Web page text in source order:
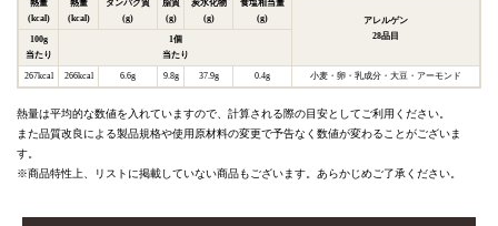
熱量
(kcal)
熱量
(kcal)
タンパク質
(g)
脂質
(g)
炭水化物
(g)
食塩相当量
(g)
アレルゲン
28品目
100g
当たり
1個
当たり
267kcal 266kcal 6.6g 9.8g 37.9g 0.4g 小麦 卵 乳成分 大豆 アーモンド
熱量は平均的な数値を入れていますので、計算される際の目安としてご利用ください。
また品質改良による製品規格や使用原材料の変更で予告なく数値が変わることがございま
す。
※商品特性上、リストに掲載していない商品もございます。あらかじめご了承ください。